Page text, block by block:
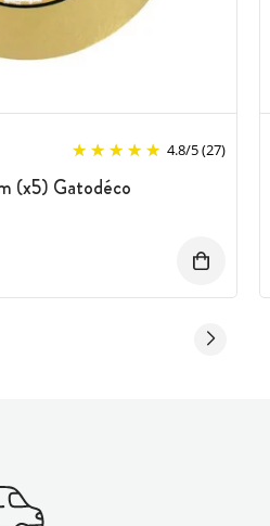
4.8/5(27)
(x5) Gatodéco